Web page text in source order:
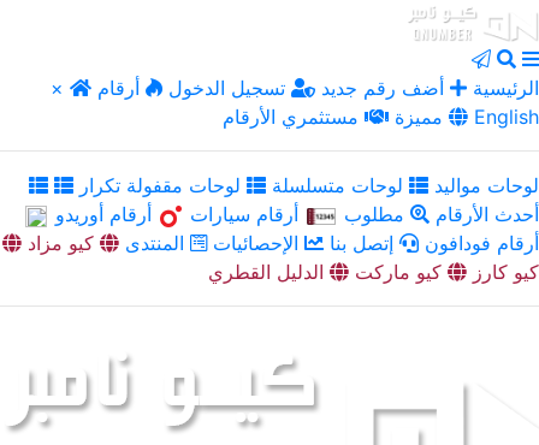
× الرئيسية أضف رقم جديد تسجيل الدخول
أرقام
مميزة
مستثمري الأرقام English
لوحات مواليد لوحات متسلسلة
لوحات مقفولة تكرار
أحدث الأرقام
مطلوب أرقام سيارات
أرقام أوريدو
أرقام فودافون
إتصل بنا الإحصائيات المنتدى
كيو مزاد
كيو كارز
كيو ماركت الدليل القطري